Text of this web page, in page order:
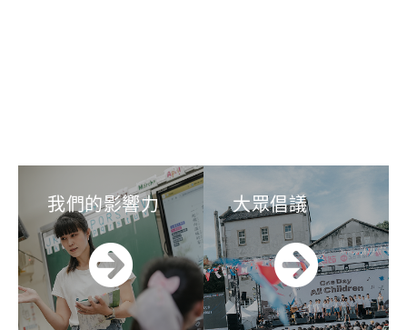
我們的影響力 大眾倡議